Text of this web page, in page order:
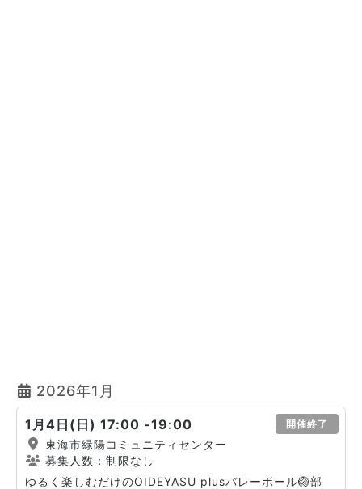
2026年1月
1月4日(日) 17:00 -19:00 開催終了
東海市緑陽コミュニティセンター
募集人数：制限なし
ゆるく楽しむだけのOIDEYASU plusバレーボール🏐部